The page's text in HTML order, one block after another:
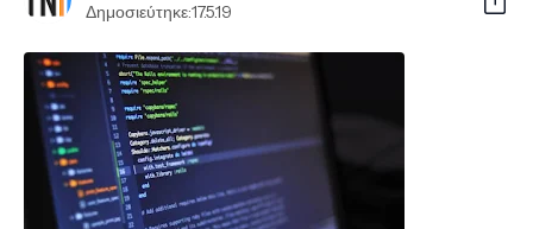
Δημοσιεύτηκε:17.5.19